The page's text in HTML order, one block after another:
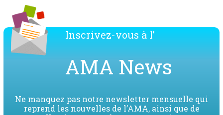
Inscrivez-vous à l’
AMA News
Ne manquez pas notre newsletter mensuelle qui
reprend les nouvelles de l’AMA, ainsi que de